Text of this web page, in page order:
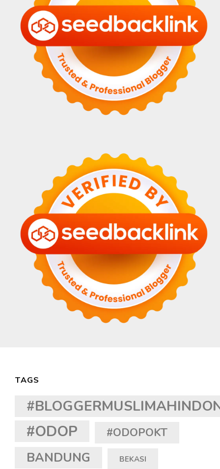
TAGS
#ODOP #ODOPOKT
BANDUNG BEKASI